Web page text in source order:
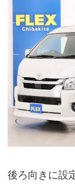
後ろ向きに設